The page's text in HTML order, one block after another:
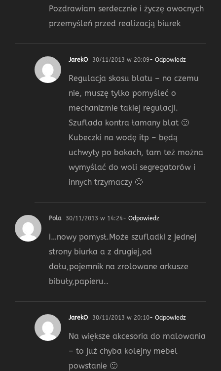
Pozdrawiam serdecznie i życzę owocnych
przemyśleń przed realizacją biurek
JarekO 30/11/2013 w 20:09- Odpowiedz
Regulacja skosu blatu – no czemu
nie, muszę tylko pomyśleć o
mechanizmie takiej regulacji.
Szuflada kontra łamany blat 🙂
Kubeczki na wodę itp – będą
uchwyty po bokach, tam też można
wymyślać do woli segregatorów i
innych trzymaczy 🙂
Pola 30/11/2013 w 14:24- Odpowiedz
i…nowy pomysł.Może szufladki z jednej
strony biurka a z drugiej,od
dołu,pojemnik na zrolowane arkusze
bibuły,papieru..
JarekO 30/11/2013 w 20:10- Odpowiedz
Na większe akcesoria do malowania
– to już chyba kolejny mebel
powstanie 🙂